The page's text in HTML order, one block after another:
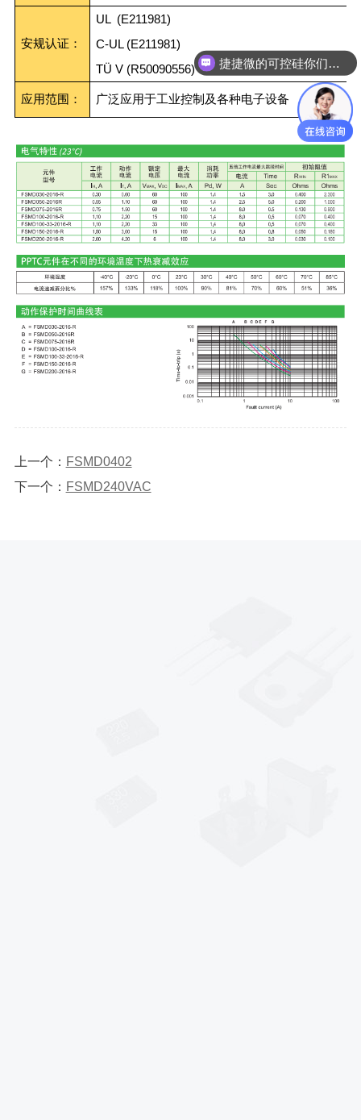
安规认证：
UL (E211981)
C-UL (E211981)
TÜ V (R50090556)
应用范围： 广泛应用于工业控制及各种电子设备
上一个： FSMD0402
下一个： FSMD240VAC